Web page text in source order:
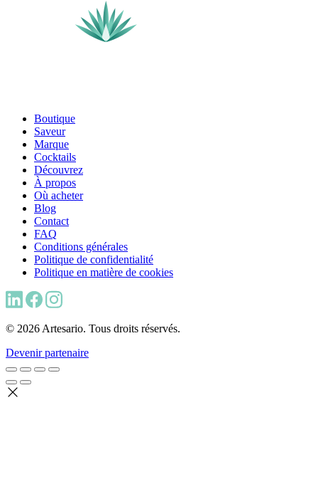
Boutique
Saveur
Marque
Cocktails
Découvrez
À propos
Où acheter
Blog
Contact
FAQ
Conditions générales
Politique de confidentialité
Politique en matière de cookies
© 2026 Artesario. Tous droits réservés.
Devenir partenaire